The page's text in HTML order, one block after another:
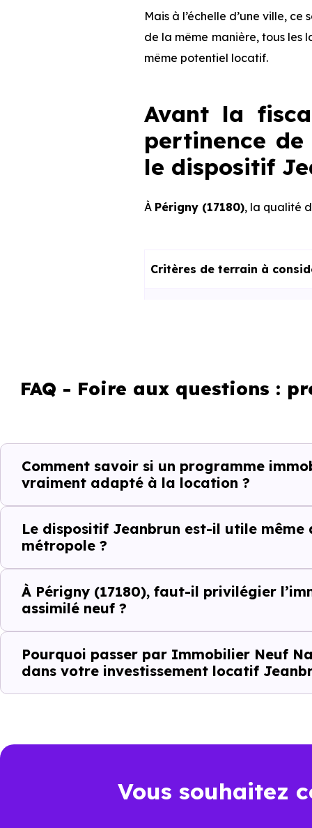
Mais à l’échelle d’une ville,
de la même manière, tous les
même potentiel locatif.
Avant la
pertinence
le dispositif
À Périgny (17180), la qualité
Critères de terrain à
La proximité des commerces
La qualité résidentielle du
Le type de logements le plus
Ledispositif Jeanbrun
Autrement dit, la question
positionné sur son marché ?". À
Ledispositif Jeanbruna été
FAQ - Foire aux questions :
Comment savoir si un programme
vraiment adapté à la location ?
Le dispositif Jeanbrun est-il utile même
métropole ?
À Périgny (17180), faut-il privilégier
assimilé neuf ?
Pourquoi passer par Immobilier Neuf
dans votre investissement locatif
Vous souhaitez